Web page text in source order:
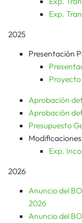
Exp.
2025
Presentación
Aprobación
Aprobación
Presupuesto
Exp.
2026
Anuncio del
2026
Anuncio del